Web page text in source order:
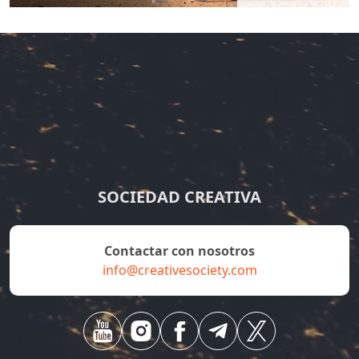
SOCIEDAD CREATIVA
Contactar con nosotros
info@creativesociety.com